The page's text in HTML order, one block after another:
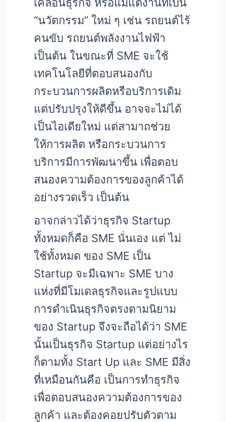
“นวัตกรรม” ใหม่ ๆ เช่น รถยนต์ไร้
คนขับ รถยนต์พลังงานไฟฟ้า
เป็นต้น ในขณะที่ SME จะใช้
เทคโนโลยีที่ตอบสนองกับ
กระบวนการผลิตหรือบริการเดิม
แต่ปรับปรุงให้ดีขึ้น อาจจะไม่ได้
เป็นไอเดียใหม่ แต่สามาถช่วย
ให้การผลิต หรือกระบวนการ
บริการมีการพัฒนาขึ้น เพื่อตอบ
สนองความต้องการของลูกค้าได้
อย่างรวดเร็ว เป็นต้น
อาจกล่าวได้ว่าธุรกิจ Startup
ทั้งหมดก็คือ SME นั่นเอง แต่ ไม่
ใช้ทั้งหมด ของ SME เป็น
Startup จะมีเฉพาะ SME บาง
แห่งที่มีโมเดลธุรกิจและรูปแบบ
การดำเนินธุรกิจตรงตามนิยาม
ของ Startup จึงจะถือได้ว่า SME
นั้นเป็นธุรกิจ Startup แต่อย่างไร
ก็ตามทั้ง Start Up และ SME มีสิ่ง
ที่เหมือนกันคือ เป็นการทำธุรกิจ
เพื่อตอบสนองความต้องการของ
ลูกค้า และต้องคอยปรับตัวตาม